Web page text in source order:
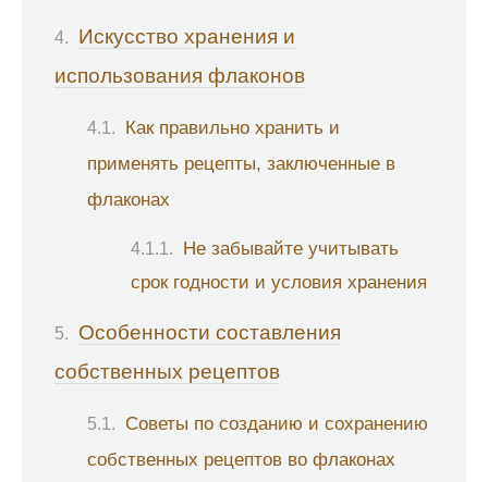
Искусство хранения и
использования флаконов
Как правильно хранить и
применять рецепты, заключенные в
флаконах
Не забывайте учитывать
срок годности и условия хранения
Особенности составления
собственных рецептов
Советы по созданию и сохранению
собственных рецептов во флаконах